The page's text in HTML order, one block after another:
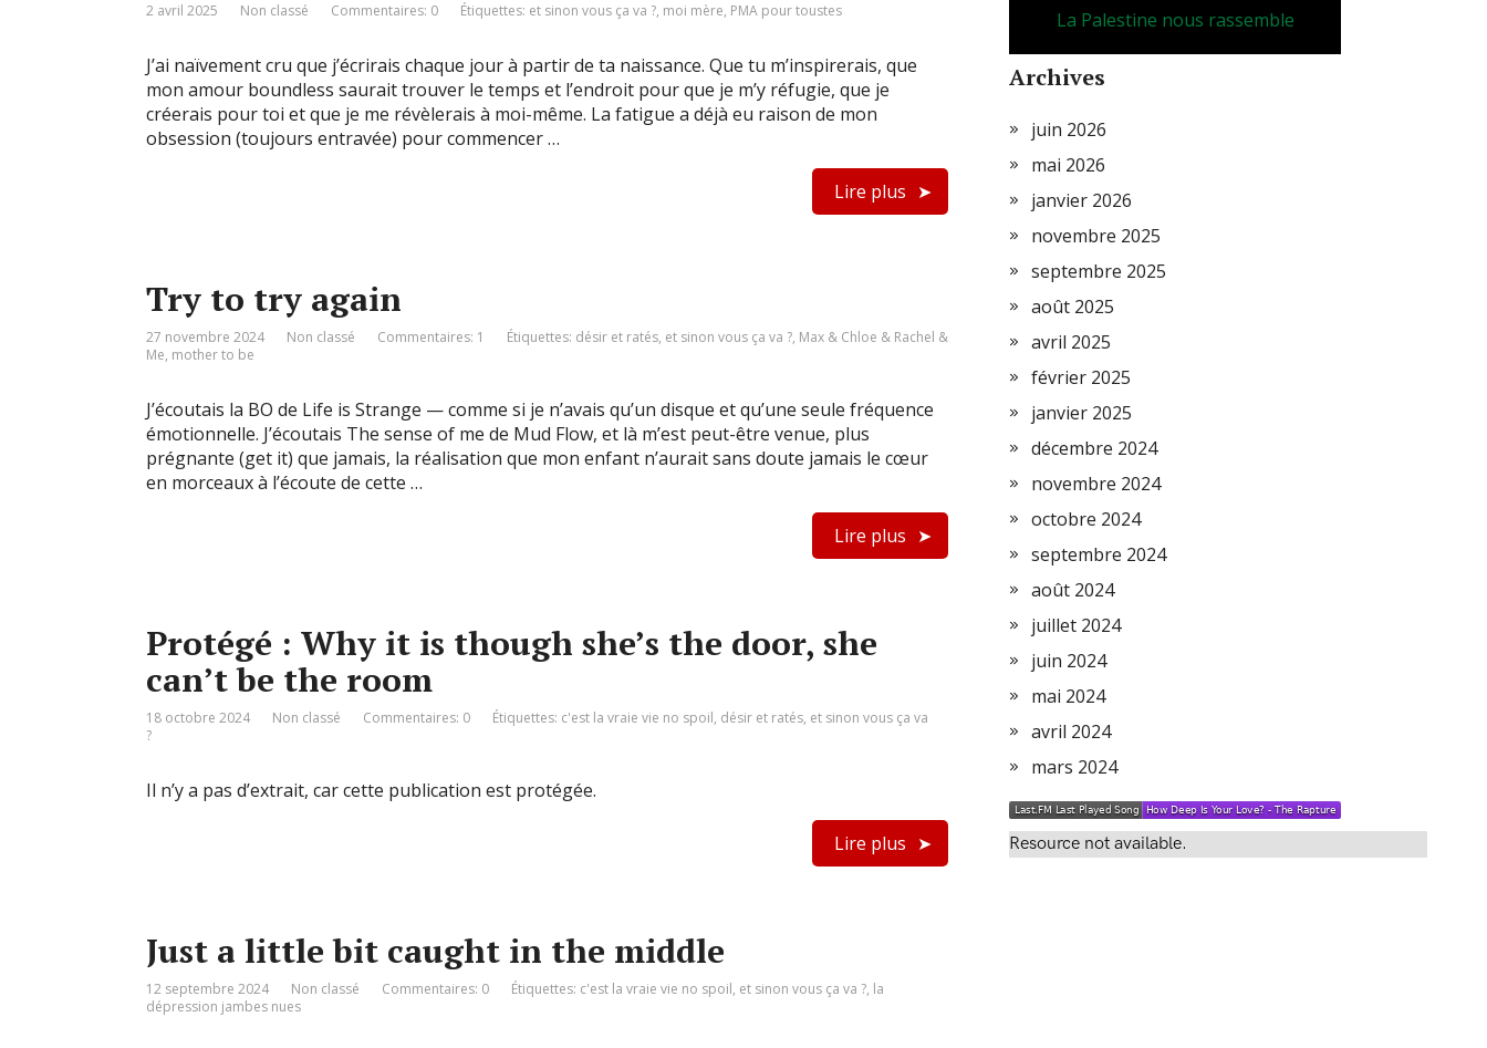
2 avril 2025 Non classé Commentaires: 0 Étiquettes: et sinon vous ça va ?, moi mère, PMA pour toustes
J’ai naïvement cru que j’écrirais chaque jour à partir de ta naissance. Que tu m’inspirerais, que
mon amour boundless saurait trouver le temps et l’endroit pour que je m’y réfugie, que je
créerais pour toi et que je me révèlerais à moi-même. La fatigue a déjà eu raison de mon
obsession (toujours entravée) pour commencer …
Lire plus
Try to try again
27 novembre 2024 Non classé Commentaires: 1 Étiquettes: désir et ratés, et sinon vous ça va ?, Max & Chloe & Rachel &
Me, mother to be
J’écoutais la BO de Life is Strange — comme si je n’avais qu’un disque et qu’une seule fréquence
émotionnelle. J’écoutais The sense of me de Mud Flow, et là m’est peut-être venue, plus
prégnante (get it) que jamais, la réalisation que mon enfant n’aurait sans doute jamais le cœur
en morceaux à l’écoute de cette …
Lire plus
Protégé : Why it is though she’s the door, she
can’t be the room
18 octobre 2024 Non classé Commentaires: 0 Étiquettes: c'est la vraie vie no spoil, désir et ratés, et sinon vous ça va
?
Il n’y a pas d’extrait, car cette publication est protégée.
Lire plus
Just a little bit caught in the middle
12 septembre 2024 Non classé Commentaires: 0 Étiquettes: c'est la vraie vie no spoil, et sinon vous ça va ?, la
dépression jambes nues
La Palestine nous rassemble
Archives
juin 2026
mai 2026
janvier 2026
novembre 2025
septembre 2025
août 2025
avril 2025
février 2025
janvier 2025
décembre 2024
novembre 2024
octobre 2024
septembre 2024
août 2024
juillet 2024
juin 2024
mai 2024
avril 2024
mars 2024